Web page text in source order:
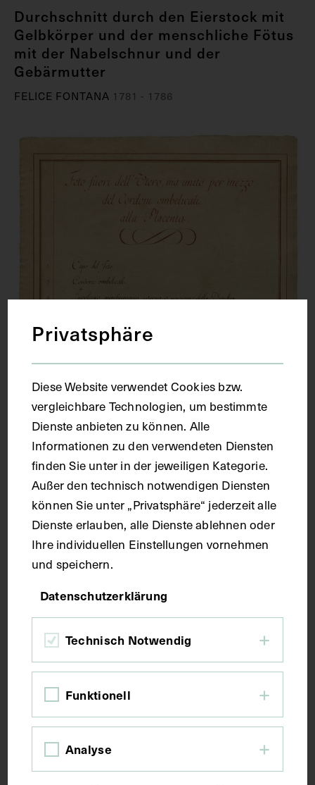
Durchschnitt durch den Eierstock mit
Gelbkörper und der menschliche Fötus
mit der Nabelschnur und der
Gebärmutter
FELICE FONTANA 1781 - 1786
Ein Fötus, durch die Nabelschnur mit
dem Mutterkuchen verbunden
1781 - 1786
Privatsphäre
Diese Website verwendet Cookies bzw.
vergleichbare Technologien, um bestimmte
Dienste anbieten zu können. Alle
Informationen zu den verwendeten Diensten
finden Sie unter in der jeweiligen Kategorie.
Außer den technisch notwendigen Diensten
können Sie unter „Privatsphäre“ jederzeit alle
Dienste erlauben, alle Dienste ablehnen oder
Ihre individuellen Einstellungen vornehmen
und speichern.
Datenschutzerklärung
Technisch Notwendig
Funktionell
Analyse